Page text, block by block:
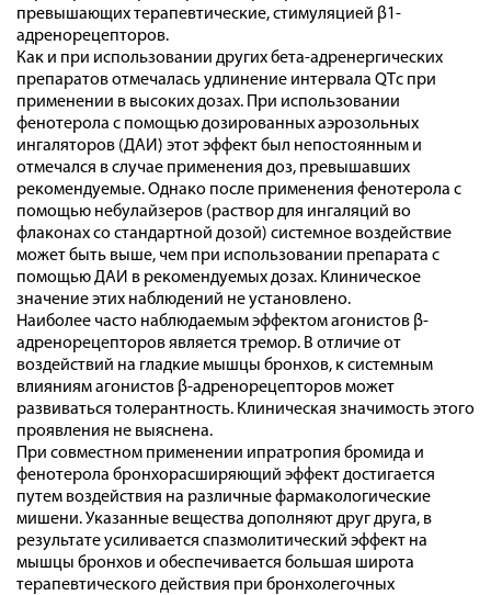
превышающих терапевтические, стимуляцией β1-
адренорецепторов.
Как и при использовании других бета-адренергических
препаратов отмечалась удлинение интервала QTс при
применении в высоких дозах. При использовании
фенотерола с помощью дозированных аэрозольных
ингаляторов (ДАИ) этот эффект был непостоянным и
отмечался в случае применения доз, превышавших
рекомендуемые. Однако после применения фенотерола с
помощью небулайзеров (раствор для ингаляций во
флаконах со стандартной дозой) системное воздействие
может быть выше, чем при использовании препарата с
помощью ДАИ в рекомендуемых дозах. Клиническое
значение этих наблюдений не установлено.
Наиболее часто наблюдаемым эффектом агонистов β-
адренорецепторов является тремор. В отличие от
воздействий на гладкие мышцы бронхов, к системным
влияниям агонистов β-адренорецепторов может
развиваться толерантность. Клиническая значимость этого
проявления не выяснена.
При совместном применении ипратропия бромида и
фенотерола бронхорасширяющий эффект достигается
путем воздействия на различные фармакологические
мишени. Указанные вещества дополняют друг друга, в
результате усиливается спазмолитический эффект на
мышцы бронхов и обеспечивается большая широта
терапевтического действия при бронхолегочных